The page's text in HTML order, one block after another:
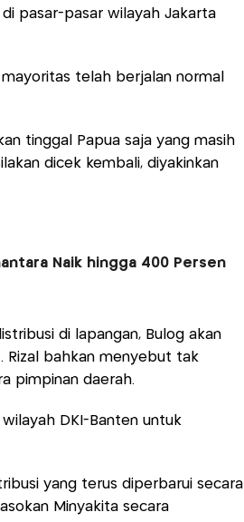
pasar-pasar wilayah Jakarta
telah berjalan normal
tinggal Papua saja yang masih
dicek kembali, diyakinkan
Naik hingga 400 Persen
di lapangan, Bulog akan
Rizal bahkan menyebut tak
pimpinan daerah.
DKI-Banten untuk
yang terus diperbarui secara
Minyakita secara